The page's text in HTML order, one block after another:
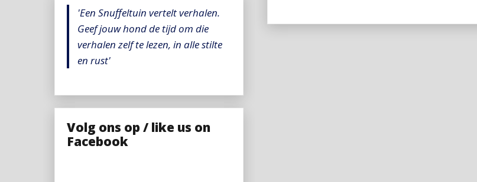
'Een Snuffeltuin vertelt verhalen.
Geef jouw hond de tijd om die
verhalen zelf te lezen, in alle stilte
en rust'
Volg ons op / like us on
Facebook